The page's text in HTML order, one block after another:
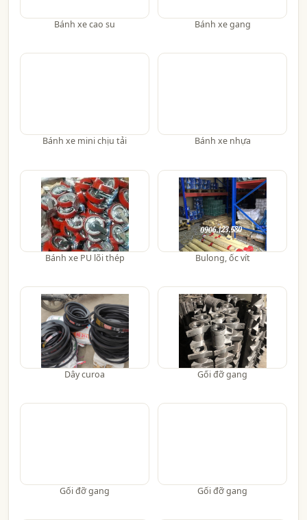
Bánh xe cao su Bánh xe gang
Bánh xe mini chịu tải Bánh xe nhựa
Bánh xe PU lõi thép Bulong, ốc vít
Dây curoa Gối đỡ gang
Gối đỡ gang Gối đỡ gang